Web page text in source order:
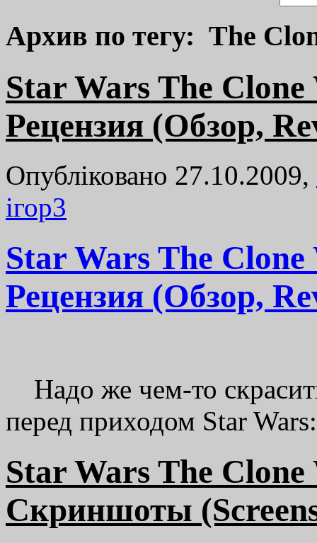
Архив по тегу: The
Star Wars The
Рецензия (Обзор,
Опубліковано 27.10.2009,
ігор3
Star Wars The
Рецензия (Обзор,
Надо же чем-то
перед приходом Star
Star Wars The
Скриншоты